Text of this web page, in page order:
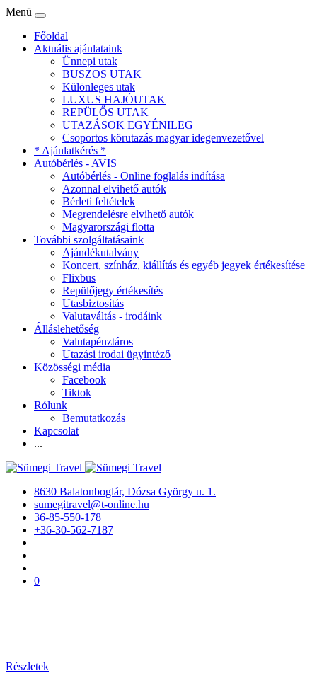
Menü
Főoldal
Aktuális ajánlataink
Ünnepi utak
BUSZOS UTAK
Különleges utak
LUXUS HAJÓUTAK
REPÜLŐS UTAK
UTAZÁSOK EGYÉNILEG
Csoportos körutazás magyar idegenvezetővel
* Ajánlatkérés *
Autóbérlés - AVIS
Autóbérlés - Online foglalás indítása
Azonnal elvihető autók
Bérleti feltételek
Megrendelésre elvihető autók
Magyarországi flotta
További szolgáltatásaink
Ajándékutalvány
Koncert, színház, kiállítás és egyéb jegyek értékesítése
Flixbus
Repülőjegy értékesítés
Utasbiztosítás
Valutaváltás - irodáink
Álláslehetőség
Valutapénztáros
Utazási irodai ügyintéző
Közösségi média
Facebook
Tiktok
Rólunk
Bemutatkozás
Kapcsolat
...
8630 Balatonboglár, Dózsa György u. 1.
sumegitravel@t-online.hu
36-85-550-178
+36-30-562-7187
0
Részletek